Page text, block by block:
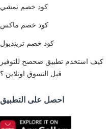
كود خصم نمشي
كود خصم ماكس
كود خصم ترينديول
كيف استخدم تطبيق صحصح للتوفير
قبل التسوق اونلاين ؟
احصل على التطبيق